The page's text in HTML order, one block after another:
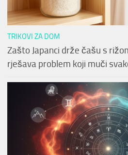
TRIKOVI ZA DOM
Zašto Japanci drže čašu s
rješava problem koji muči